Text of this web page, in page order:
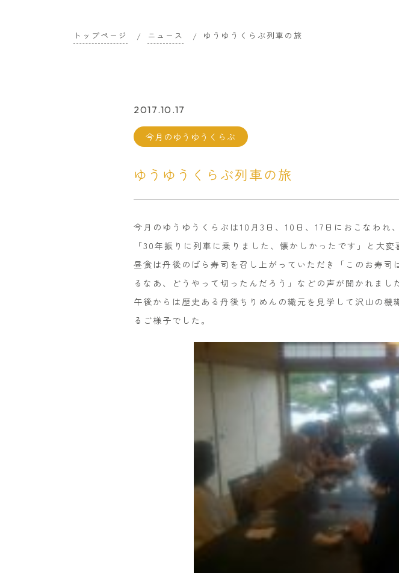
トップページ ニュース ゆうゆうくらぶ列車の旅
2017.10.17
今月のゆうゆうくらぶ
ゆうゆうくらぶ列車の旅
今月のゆうゆうくらぶは10月3日、10日、17日におこなわれ
「30年振りに列車に乗りました、懐かしかったです」と大変
昼食は丹後のばら寿司を召し上がっていただき「このお寿
るなあ、どうやって切ったんだろう」などの声が聞かれまし
午後からは歴史ある丹後ちりめんの織元を見学して沢山の
るご様子でした。